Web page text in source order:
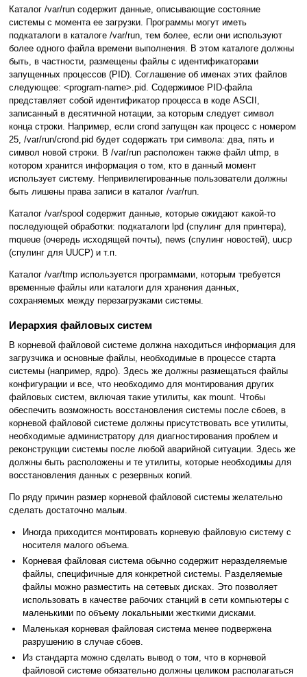
Каталог /var/run содержит данные, описывающие состояние
системы с момента ее загрузки. Программы могут иметь
подкаталоги в каталоге /var/run, тем более, если они используют
более одного файла времени выполнения. В этом каталоге должны
быть, в частности, размещены файлы с идентификаторами
запущенных процессов (PID). Соглашение об именах этих файлов
следующее: <program-name>.pid. Содержимое PID-файла
представляет собой идентификатор процесса в коде ASCII,
записанный в десятичной нотации, за которым следует символ
конца строки. Например, если crond запущен как процесс с номером
25, /var/run/crond.pid будет содержать три символа: два, пять и
символ новой строки. В /var/run расположен также файл utmp, в
котором хранится информация о том, кто в данный момент
использует систему. Непривилегированные пользователи должны
быть лишены права записи в каталог /var/run.
Каталог /var/spool содержит данные, которые ожидают какой-то
последующей обработки: подкаталоги lpd (спулинг для принтера),
mqueue (очередь исходящей почты), news (спулинг новостей), uucp
(спулинг для UUCP) и т.п.
Каталог /var/tmp используется программами, которым требуется
временные файлы или каталоги для хранения данных,
сохраняемых между перезагрузками системы.
Иерархия файловых систем
В корневой файловой системе должна находиться информация для
загрузчика и основные файлы, необходимые в процессе старта
системы (например, ядро). Здесь же должны размещаться файлы
конфигурации и все, что необходимо для монтирования других
файловых систем, включая такие утилиты, как mount. Чтобы
обеспечить возможность восстановления системы после сбоев, в
корневой файловой системе должны присутствовать все утилиты,
необходимые администратору для диагностирования проблем и
реконструкции системы после любой аварийной ситуации. Здесь же
должны быть расположены и те утилиты, которые необходимы для
восстановления данных с резервных копий.
По ряду причин размер корневой файловой системы желательно
сделать достаточно малым.
Иногда приходится монтировать корневую файловую систему с
носителя малого объема.
Корневая файловая система обычно содержит неразделяемые
файлы, специфичные для конкретной системы. Разделяемые
файлы можно разместить на сетевых дисках. Это позволяет
использовать в качестве рабочих станций в сети компьютеры с
маленькими по объему локальными жесткими дисками.
Маленькая корневая файловая система менее подвержена
разрушению в случае сбоев.
Из стандарта можно сделать вывод о том, что в корневой
файловой системе обязательно должны целиком располагаться